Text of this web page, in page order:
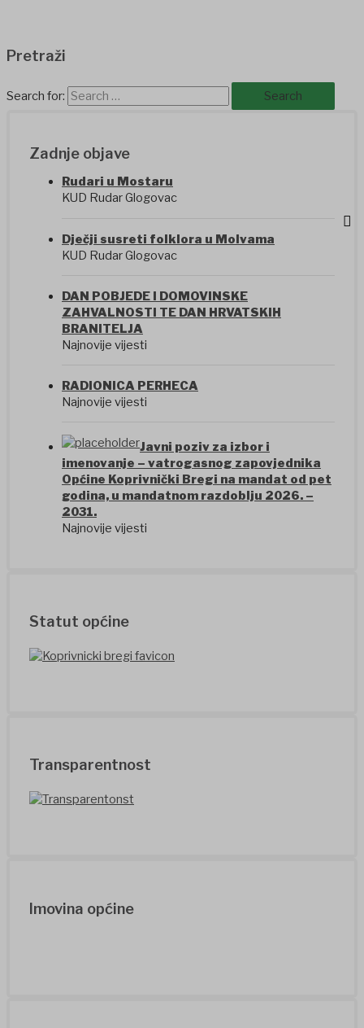
Pretraži
Search for:
Zadnje objave
Rudari u Mostaru
KUD Rudar Glogovac
Dječji susreti folklora u Molvama
KUD Rudar Glogovac
DAN POBJEDE I DOMOVINSKE
ZAHVALNOSTI TE DAN HRVATSKIH
BRANITELJA
Najnovije vijesti
RADIONICA PERHECA
Najnovije vijesti
Javni poziv za izbor i
imenovanje – vatrogasnog zapovjednika
Općine Koprivnički Bregi na mandat od pet
godina, u mandatnom razdoblju 2026. –
2031.
Najnovije vijesti
Statut općine
Transparentnost
Imovina općine